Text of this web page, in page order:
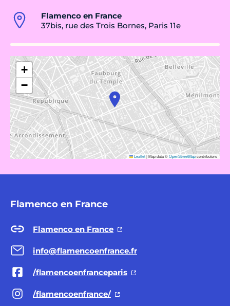
Flamenco en France
37bis, rue des Trois Bornes, Paris 11e
+
−
Leaflet|Map data ©OpenStreetMapcontributors
Flamenco en France
Flamenco en France
info@flamencoenfrance.fr
/flamencoenfranceparis
/flamencoenfrance/